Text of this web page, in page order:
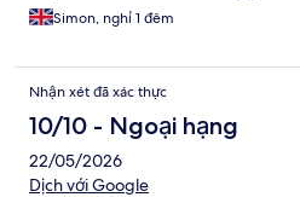
Simon, nghỉ 1 đêm
Nhận xét đã xác thực
10/10 - Ngoại hạng
22/05/2026
Dịch với Google